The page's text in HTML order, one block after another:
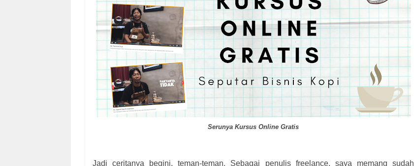
Serunya Kursus Online Gratis
Jadi ceritanya begini, teman-teman. Sebagai penulis freelance, saya memang sudah